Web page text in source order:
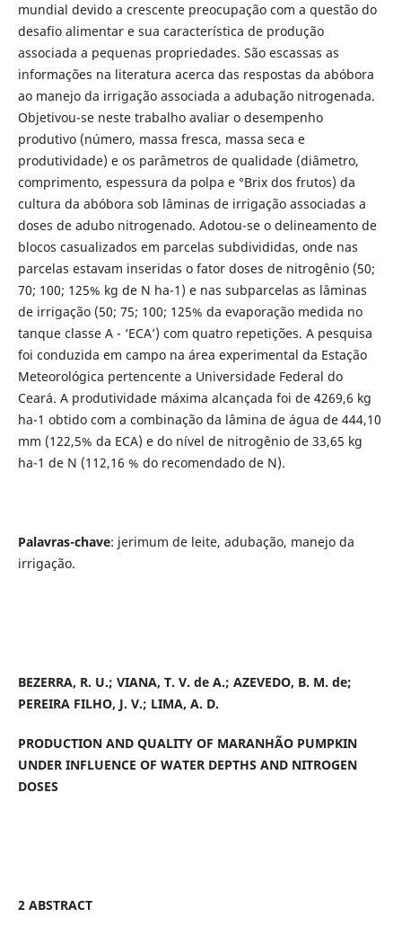
mundial devido a crescente preocupação com a questão do
desafio alimentar e sua característica de produção
associada a pequenas propriedades. São escassas as
informações na literatura acerca das respostas da abóbora
ao manejo da irrigação associada a adubação nitrogenada.
Objetivou-se neste trabalho avaliar o desempenho
produtivo (número, massa fresca, massa seca e
produtividade) e os parâmetros de qualidade (diâmetro,
comprimento, espessura da polpa e °Brix dos frutos) da
cultura da abóbora sob lâminas de irrigação associadas a
doses de adubo nitrogenado. Adotou-se o delineamento de
blocos casualizados em parcelas subdivididas, onde nas
parcelas estavam inseridas o fator doses de nitrogênio (50;
70; 100; 125% kg de N ha-1) e nas subparcelas as lâminas
de irrigação (50; 75; 100; 125% da evaporação medida no
tanque classe A - ‘ECA’) com quatro repetições. A pesquisa
foi conduzida em campo na área experimental da Estação
Meteorológica pertencente a Universidade Federal do
Ceará. A produtividade máxima alcançada foi de 4269,6 kg
ha-1 obtido com a combinação da lâmina de água de 444,10
mm (122,5% da ECA) e do nível de nitrogênio de 33,65 kg
ha-1 de N (112,16 % do recomendado de N).
Palavras-chave: jerimum de leite, adubação, manejo da
irrigação.
BEZERRA, R. U.; VIANA, T. V. de A.; AZEVEDO, B. M. de;
PEREIRA FILHO, J. V.; LIMA, A. D.
PRODUCTION AND QUALITY OF MARANHÃO PUMPKIN
UNDER INFLUENCE OF WATER DEPTHS AND NITROGEN
DOSES
2 ABSTRACT